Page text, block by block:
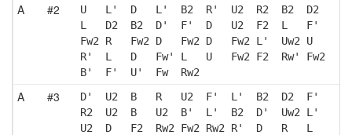
A #2
U   L'  D   L'  B2  R'  U2  R2  B2  D2
L   D2  B2  D'  F'  D   U2  F2  L   F'
Fw2 R   Fw2 D   Fw2 D   Fw2 L'  Uw2 U
R'  L   D   Fw' L   U   Fw2 F2  Rw' Fw2
B'  F'  U'  Fw  Rw2
A #3
D'  U2  B   R   U2  F'  L'  B2  D2  F'
R2  U2  B   U2  B'  L'  B2  D'  Uw2 L'
U2  D   F2  Rw2 Fw2 Rw2 R'  D   R   L